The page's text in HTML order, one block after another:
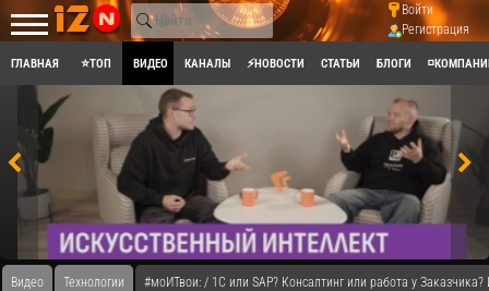
Войти
Регистрация
ГЛАВНАЯ ⭐ТОП ВИДЕО КАНАЛЫ ⚡НОВОСТИ СТАТЬИ БЛОГИ
Видео Технологии #моИТвои: / 1С или SAP? Консалтинг или работа у